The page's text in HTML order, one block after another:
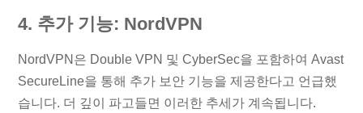
4. 추가 기능: NordVPN
NordVPN은 Double VPN 및 CyberSec을 포함하여 Avast
SecureLine을 통해 추가 보안 기능을 제공한다고 언급했
습니다. 더 깊이 파고들면 이러한 추세가 계속됩니다.